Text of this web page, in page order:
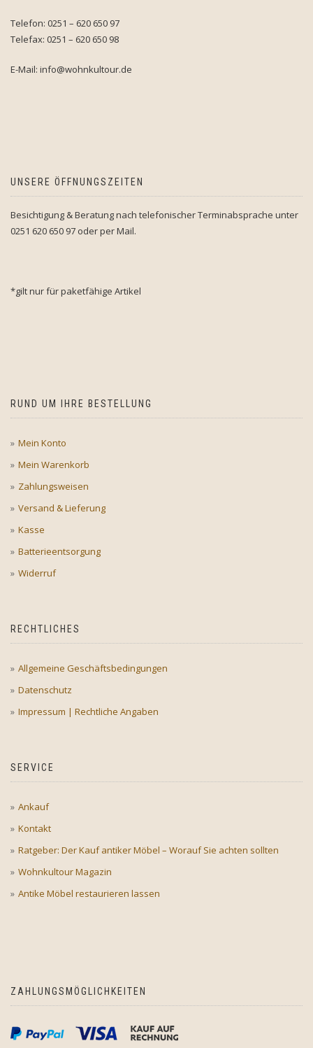
Telefon: 0251 – 620 650 97
Telefax: 0251 – 620 650 98
E-Mail: info@wohnkultour.de
UNSERE ÖFFNUNGSZEITEN
Besichtigung & Beratung nach telefonischer Terminabsprache unter
0251 620 650 97 oder per Mail.
*gilt nur für paketfähige Artikel
RUND UM IHRE BESTELLUNG
Mein Konto
Mein Warenkorb
Zahlungsweisen
Versand & Lieferung
Kasse
Batterieentsorgung
Widerruf
RECHTLICHES
Allgemeine Geschäftsbedingungen
Datenschutz
Impressum | Rechtliche Angaben
SERVICE
Ankauf
Kontakt
Ratgeber: Der Kauf antiker Möbel – Worauf Sie achten sollten
Wohnkultour Magazin
Antike Möbel restaurieren lassen
ZAHLUNGSMÖGLICHKEITEN